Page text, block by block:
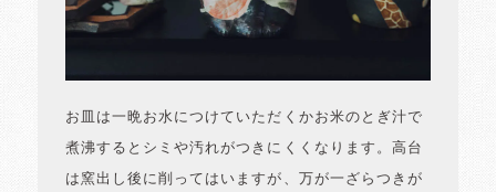
お皿は一晩お水につけていただくかお米のとぎ汁で
煮沸するとシミや汚れがつきにくくなります。高台
は窯出し後に削ってはいますが、万が一ざらつきが